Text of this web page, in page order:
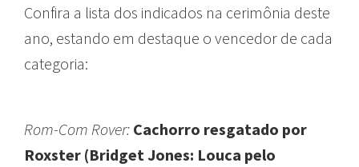
Confira a lista dos indicados na cerimônia deste
ano, estando em destaque o vencedor de cada
categoria:
Rom-Com Rover: Cachorro resgatado por
Roxster (Bridget Jones: Louca pelo